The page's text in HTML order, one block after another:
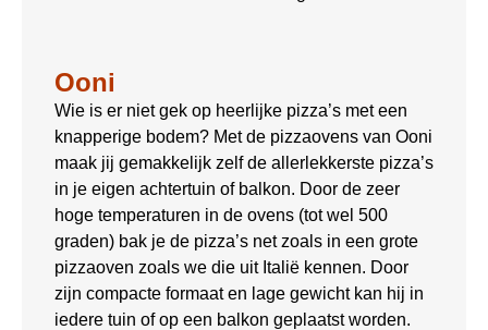
Ooni
Wie is er niet gek op heerlijke pizza’s met een
knapperige bodem? Met de pizzaovens van Ooni
maak jij gemakkelijk zelf de allerlekkerste pizza’s
in je eigen achtertuin of balkon. Door de zeer
hoge temperaturen in de ovens (tot wel 500
graden) bak je de pizza’s net zoals in een grote
pizzaoven zoals we die uit Italië kennen. Door
zijn compacte formaat en lage gewicht kan hij in
iedere tuin of op een balkon geplaatst worden.